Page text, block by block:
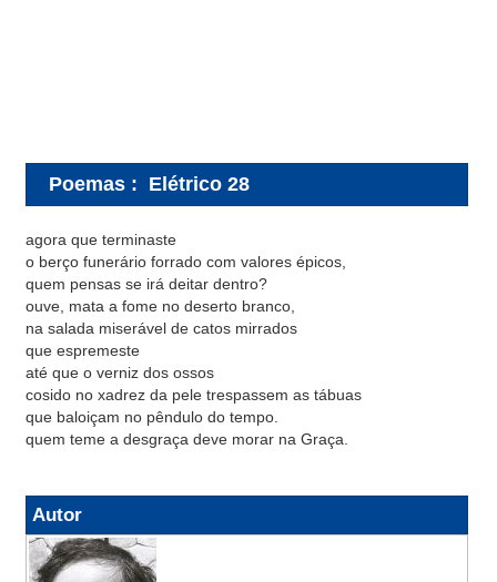
Poemas : Elétrico 28
agora que terminaste
o berço funerário forrado com valores épicos,
quem pensas se irá deitar dentro?
ouve, mata a fome no deserto branco,
na salada miserável de catos mirrados
que espremeste
até que o verniz dos ossos
cosido no xadrez da pele trespassem as tábuas
que baloiçam no pêndulo do tempo.
quem teme a desgraça deve morar na Graça.
Autor